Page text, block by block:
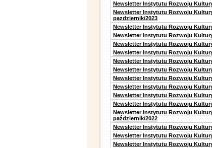
Newsletter Instytutu Rozwoju
Newsletter Instytutu Rozwoju
pazdziernik/2023
Newsletter Instytutu Rozwoju
Newsletter Instytutu Rozwoju
Newsletter Instytutu Rozwoju
Newsletter Instytutu Rozwoju
Newsletter Instytutu Rozwoju
Newsletter Instytutu Rozwoju
Newsletter Instytutu Rozwoju
Newsletter Instytutu Rozwoju
Newsletter Instytutu Rozwoju
Newsletter Instytutu Rozwoju
Newsletter Instytutu Rozwoju
październik/2022
Newsletter Instytutu Rozwoju
Newsletter Instytutu Rozwoju
Newsletter Instytutu Rozwoju